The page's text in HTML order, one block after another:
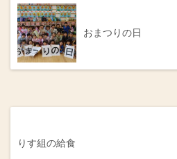
おまつりの日
りす組の給食